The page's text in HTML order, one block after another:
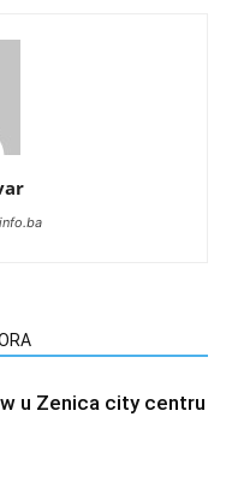
u Zenica city centru